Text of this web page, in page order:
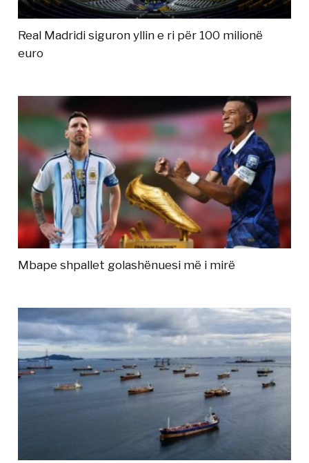
Real Madridi siguron yllin e ri për 100 milionë
euro
Mbape shpallet golashënuesi më i mirë